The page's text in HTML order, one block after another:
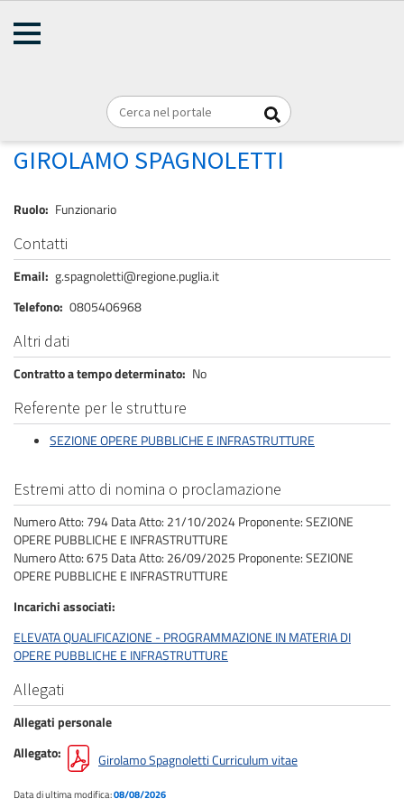
Briciole
Home
SPAGNOLETTI GIROLAMO
GIROLAMO SPAGNOLETTI
Ruolo Funzionario
Contatti
Email g.spagnoletti@regione.puglia.it
Telefono 0805406968
Altri dati
Contratto a tempo determinato No
Referente per le strutture
SEZIONE OPERE PUBBLICHE E INFRASTRUTTURE
Estremi atto di nomina o proclamazione
Numero Atto: 794 Data Atto: 21/10/2024 Proponente: SEZIONE
OPERE PUBBLICHE E INFRASTRUTTURE
Numero Atto: 675 Data Atto: 26/09/2025 Proponente: SEZIONE
OPERE PUBBLICHE E INFRASTRUTTURE
Incarichi associati
ELEVATA QUALIFICAZIONE - PROGRAMMAZIONE IN MATERIA DI
OPERE PUBBLICHE E INFRASTRUTTURE
Allegati
Allegati personale
Allegato
Girolamo Spagnoletti Curriculum vitae
Data di ultima modifica:08/08/2026